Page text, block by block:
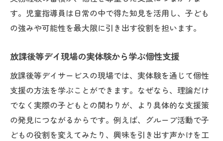
す。児童指導員は日常の中で得た知見を活用し、子ども
の強みや可能性を最大限に引き出す役割を担います。
放課後等デイ現場の実体験から学ぶ個性支援
放課後等デイサービスの現場では、実体験を通じて個性
支援の方法を学ぶことができます。なぜなら、理論だけ
でなく実際の子どもとの関わりが、より具体的な支援策
の発見につながるからです。例えば、グループ活動で子
どもの役割を変えてみたり、興味を引き出す声かけを工